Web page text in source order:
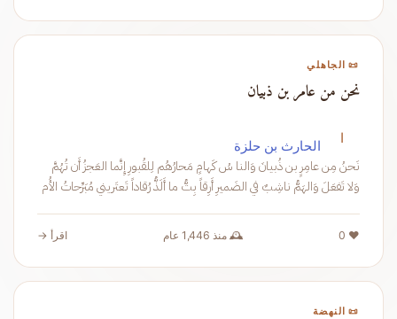
📜 الجاهلي
نحن من عامر بن ذبيان
ا الحارث بن حلزة
نَحنُ مِن عامِرٍ بن ذُبيانَ وَالنا سُ كَهامٍ مَحارُهُم لِلقُبورِ إِنَّما العَجزُ أَن تُهُمَّ
وَلا تَفعَلَ وَالهَمُّ ناشِبٌ في الضَميرِ أَرِقاً بِتُّ ما أَلَذُّ رُقاداً تَعتَريني مُبَرِّحاتُ الأُم
❤️ 0 🕰️ منذ 1,446 عام اقرأ →
📜 النهضة